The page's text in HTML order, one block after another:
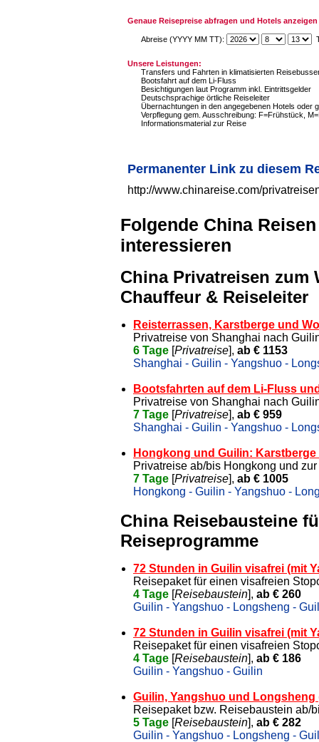
Genaue Reisepreise abfragen und Hotels
Abreise (YYYY MM TT):
Unsere Leistungen:
Transfers und Fahrten in klimatisierten
Bootsfahrt auf dem Li-Fluss
Besichtigungen laut Programm inkl. Eintrittsgelder
Deutschsprachige örtliche Reiseleiter
Übernachtungen in den angegebenen Hotels oder
Verpflegung gem. Ausschreibung: F=Frühstück,
Informationsmaterial zur Reise
Permanenter Link zu diesem
http://www.chinareise.com/
Folgende China
interessieren
China Privatreisen zum
Chauffeur & Reiseleiter
Reisterrassen, Karstberge und
Privatreise von Shanghai nach
6 Tage [Privatreise], ab € 1153
Shanghai - Guilin - Yangshuo -
Bootsfahrten auf dem Li-Fluss
Privatreise von Shanghai nach
7 Tage [Privatreise], ab € 959
Shanghai - Guilin - Yangshuo -
Hongkong und Guilin:
Privatreise ab/bis Hongkong und
7 Tage [Privatreise], ab € 1005
Hongkong - Guilin - Yangshuo -
China Reisebausteine
Reiseprogramme
72 Stunden in Guilin visafrei (mit
Reisepaket für einen visafreien
4 Tage [Reisebaustein], ab € 260
Guilin - Yangshuo - Longsheng -
72 Stunden in Guilin visafrei (mit
Reisepaket für einen visafreien
4 Tage [Reisebaustein], ab € 186
Guilin - Yangshuo - Guilin
Guilin, Yangshuo und Longsheng
Reisepaket bzw. Reisebaustein ab/
5 Tage [Reisebaustein], ab € 282
Guilin - Yangshuo - Longsheng -